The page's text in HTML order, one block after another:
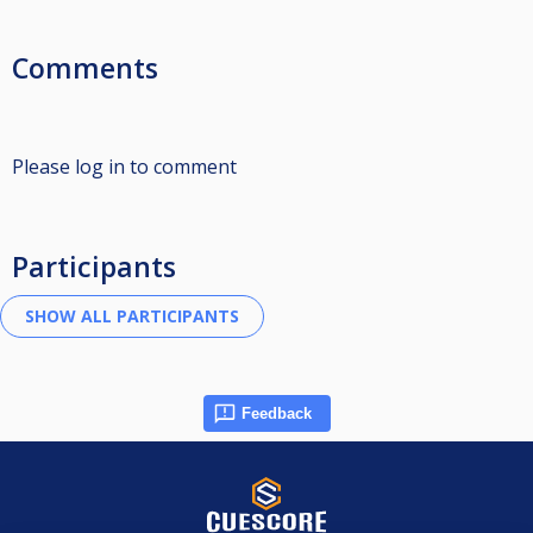
Comments
Please log in to comment
Participants
Feedback